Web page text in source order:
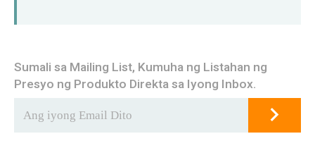
Sumali sa Mailing List, Kumuha ng Listahan ng
Presyo ng Produkto Direkta sa Iyong Inbox.